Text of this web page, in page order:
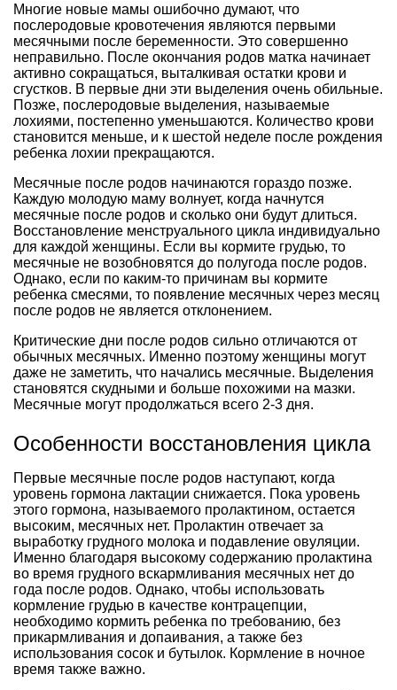
Многие новые мамы ошибочно думают, что
послеродовые кровотечения являются первыми
месячными после беременности. Это совершенно
неправильно. После окончания родов матка начинает
активно сокращаться, выталкивая остатки крови и
сгустков. В первые дни эти выделения очень обильные.
Позже, послеродовые выделения, называемые
лохиями, постепенно уменьшаются. Количество крови
становится меньше, и к шестой неделе после рождения
ребенка лохии прекращаются.
Месячные после родов начинаются гораздо позже.
Каждую молодую маму волнует, когда начнутся
месячные после родов и сколько они будут длиться.
Восстановление менструального цикла индивидуально
для каждой женщины. Если вы кормите грудью, то
месячные не возобновятся до полугода после родов.
Однако, если по каким-то причинам вы кормите
ребенка смесями, то появление месячных через месяц
после родов не является отклонением.
Критические дни после родов сильно отличаются от
обычных месячных. Именно поэтому женщины могут
даже не заметить, что начались месячные. Выделения
становятся скудными и больше похожими на мазки.
Месячные могут продолжаться всего 2-3 дня.
Особенности восстановления цикла
Первые месячные после родов наступают, когда
уровень гормона лактации снижается. Пока уровень
этого гормона, называемого пролактином, остается
высоким, месячных нет. Пролактин отвечает за
выработку грудного молока и подавление овуляции.
Именно благодаря высокому содержанию пролактина
во время грудного вскармливания месячных нет до
года после родов. Однако, чтобы использовать
кормление грудью в качестве контрацепции,
необходимо кормить ребенка по требованию, без
прикармливания и допаивания, а также без
использования сосок и бутылок. Кормление в ночное
время также важно.